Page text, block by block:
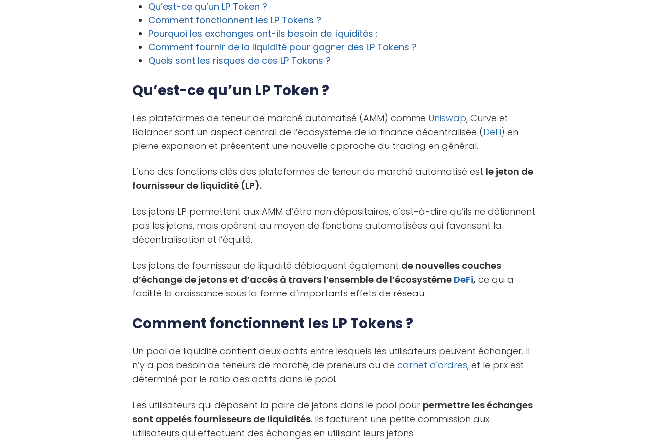
Qu’est-ce qu’un LP Token ?
Comment fonctionnent les LP Tokens ?
Pourquoi les exchanges ont-ils besoin de liquidités :
Comment fournir de la liquidité pour gagner des LP Tokens ?
Quels sont les risques de ces LP Tokens ?
Qu’est-ce qu’un LP Token ?
Les plateformes de teneur de marché automatisé (AMM) comme Uniswap, Curve et
Balancer sont un aspect central de l’écosystème de la finance décentralisée (DeFi) en
pleine expansion et présentent une nouvelle approche du trading en général.
L’une des fonctions clés des plateformes de teneur de marché automatisé est le jeton de
fournisseur de liquidité (LP).
Les jetons LP permettent aux AMM d’être non dépositaires, c’est-à-dire qu’ils ne détiennent
pas les jetons, mais opèrent au moyen de fonctions automatisées qui favorisent la
décentralisation et l’équité.
Les jetons de fournisseur de liquidité débloquent également de nouvelles couches
d’échange de jetons et d’accès à travers l’ensemble de l’écosystème DeFi, ce qui a
facilité la croissance sous la forme d’importants effets de réseau.
Comment fonctionnent les LP Tokens ?
Un pool de liquidité contient deux actifs entre lesquels les utilisateurs peuvent échanger. Il
n’y a pas besoin de teneurs de marché, de preneurs ou decarnet d'ordres, et le prix est
déterminé par le ratio des actifs dans le pool.
Les utilisateurs qui déposent la paire de jetons dans le pool pour permettre les échanges
sont appelés fournisseurs de liquidités. Ils facturent une petite commission aux
utilisateurs qui effectuent des échanges en utilisant leurs jetons.